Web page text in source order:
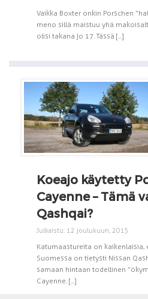
Vaikka Boxter onkin Porschen
meno sillä maistuu yhä
olisi takana jo 17. Tässä [...]
Koeajo käytetty
Cayenne – Tämä
Qashqai?
Julkaistu: 12 joulukuun, 2015
Katumaastureita on kaikenlaisia,
Suomessa on tietysti Nissan
samaan hintaan todellinen
Cayenne. [...]